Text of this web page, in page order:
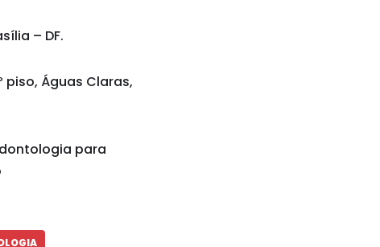
– DF.
piso, Águas Claras,
para